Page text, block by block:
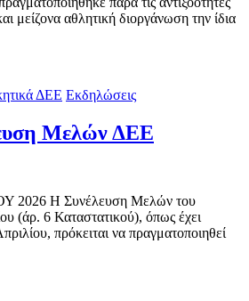
μείζονα αθλητική διοργάνωση την ίδια
ΔΕΕ Εκδηλώσεις
Μελών ΔΕΕ
Η Συνέλευση Μελών του
(άρ. 6 Καταστατικού), όπως έχει
πρόκειται να πραγματοποιηθεί